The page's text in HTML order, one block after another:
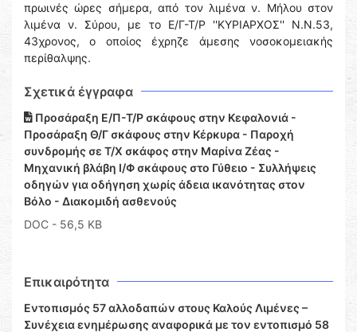
πρωινές ώρες σήμερα, από τον λιμένα ν. Μήλου στον
λιμένα ν. Σύρου, με το Ε/Γ-Τ/Ρ ''ΚΥΡΙΑΡΧΟΣ'' Ν.Ν.53,
43χρονος, ο οποίος έχρηζε άμεσης νοσοκομειακής
περίθαλψης.
Σχετικά έγγραφα
Προσάραξη Ε/Π-Τ/Ρ σκάφους στην Κεφαλονιά -
Προσάραξη Θ/Γ σκάφους στην Κέρκυρα - Παροχή
συνδρομής σε Τ/Χ σκάφος στην Μαρίνα Ζέας -
Μηχανική βλάβη Ι/Φ σκάφους στο Γύθειο - Συλλήψεις
οδηγών για οδήγηση χωρίς άδεια ικανότητας στον
Βόλο - Διακομιδή ασθενούς
DOC - 56,5 KB
Επικαιρότητα
Εντοπισμός 57 αλλοδαπών στους Καλούς Λιμένες –
Συνέχεια ενημέρωσης αναφορικά με τον εντοπισμό 58